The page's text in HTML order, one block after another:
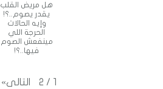
هل مريض القلب
يقدر يصوم..؟!
وإيه الحالات
الحرجة اللي
مينفعش الصوم
فيها..؟!
1
/
2 التالى»